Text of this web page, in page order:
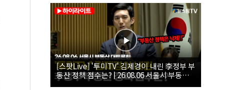
[스팟Live] '투미TV' 김제경이 내린 李정부 부
동산 정책 점수는? | 26.08.06 서울시 부동산
대토론회